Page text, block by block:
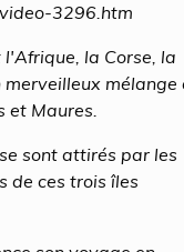
3296.htm
la Corse, la
mélange
et Maures.
sont attirés par les
de ces trois îles